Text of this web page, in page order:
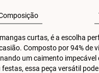
curtas, é a escolha
Composto por 94% de
um caimento impecável
essa peça versátil